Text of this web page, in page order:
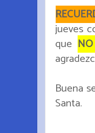
jueves
que
Buena
Santa.